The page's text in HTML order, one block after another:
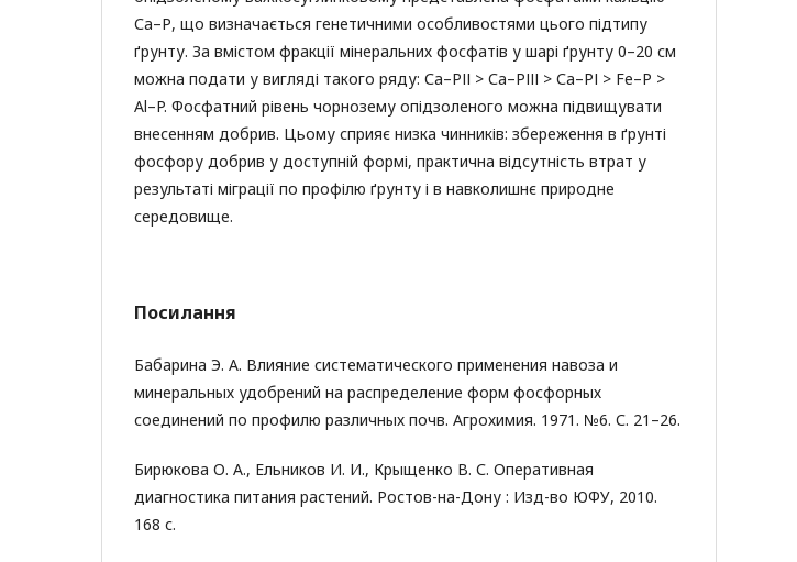
Са–Р, що визначається генетичними особливостями цього підтипу
ґрунту. За вмістом фракції мінеральних фосфатів у шарі ґрунту 0–20 см
можна подати у вигляді такого ряду: Са–РІІ > Са–РІІІ > Са–РІ > Fe–P >
Al–P. Фосфатний рівень чорнозему опідзоленого можна підвищувати
внесенням добрив. Цьому сприяє низка чинників: збереження в ґрунті
фосфору добрив у доступній формі, практична відсутність втрат у
результаті міграції по профілю ґрунту і в навколишнє природне
середовище.
Посилання
Бабарина Э. А. Влияние систематического применения навоза и
минеральных удобрений на распределение форм фосфорных
соединений по профилю различных почв. Агрохимия. 1971. №6. С. 21–26.
Бирюкова О. А., Ельников И. И., Крыщенко В. С. Оперативная
диагностика питания растений. Ростов-на-Дону : Изд-во ЮФУ, 2010.
168 с.